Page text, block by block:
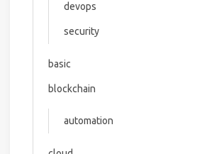
devops
security
basic
blockchain
automation